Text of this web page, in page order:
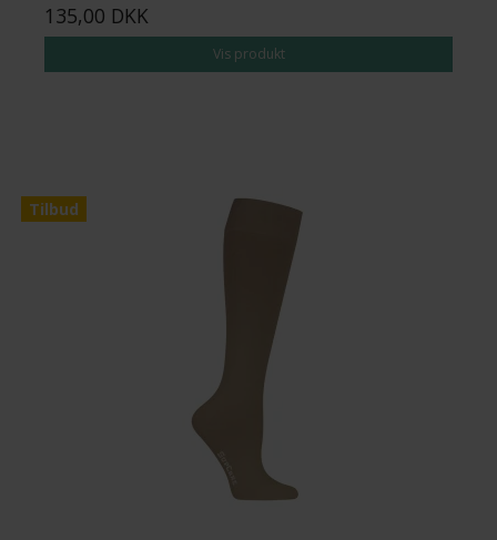
135,00 DKK
Vis produkt
Tilbud